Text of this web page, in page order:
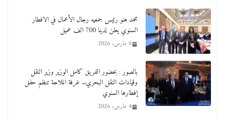
محمد هنو رئيس جمعيه رجال الأعمال في الافطار
السنوي يعلن لدينا 700 الف عميل
5 مارس، 2026
بالصور : بحضور الفريق كامل الوزير وزير النقل
وقيادات النقل البحري.. غرفة الملاحة تنظم حفل
إفطارها السنوي
4 مارس، 2026